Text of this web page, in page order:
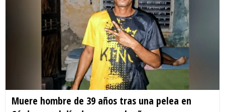
Muere hombre de 39 años tras una pelea en